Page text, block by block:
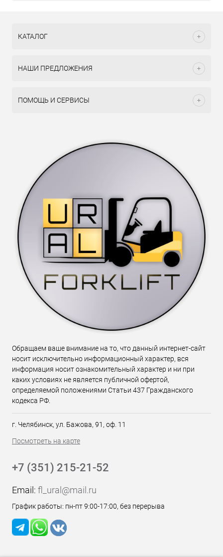
КАТАЛОГ
НАШИ ПРЕДЛОЖЕНИЯ
ПОМОЩЬ И СЕРВИСЫ
Обращаем ваше внимание на то, что данный интернет-сайт
носит исключительно информационный характер, вся
информация носит ознакомительный характер и ни при
каких условиях не является публичной офертой,
определяемой положениями Статьи 437 Гражданского
кодекса РФ.
г. Челябинск, ул. Бажова, 91, оф. 11
Посмотреть на карте
+7 (351) 215-21-52
Email: fl_ural@mail.ru
График работы: пн-пт 9:00-17:00, без перерыва